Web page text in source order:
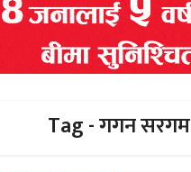
Tag - गगन सरगम